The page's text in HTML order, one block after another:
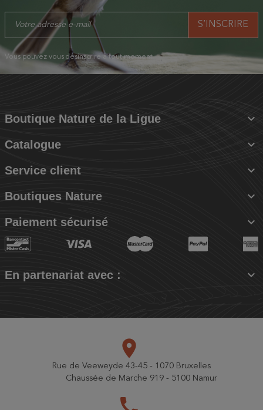
Vous pouvez vous désinscrire à tout moment.
Boutique Nature de la Ligue 
Catalogue 
Service client 
Boutiques Nature 
Paiement sécurisé 
En partenariat avec : 
place
Rue de Veeweyde 43-45 - 1070 Bruxelles
Chaussée de Marche 919 - 5100 Namur